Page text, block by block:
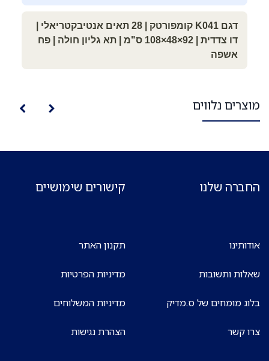
דגם K041 קומפורטק | 28 תאים אנטיבקטריאלי |
דו צדדית | 92×48×108 ס"מ | תא גליון חולה | פח
אשפה
מוצרים נלווים
החברה שלנו
אודותינו
שאלות ותשובות
בלוג מומחים של ס.מדיק
צרו קשר
קישורים שימושיים
תקנון האתר
מדיניות הפרטיות
מדיניות המשלוחים
הצהרת נגישות